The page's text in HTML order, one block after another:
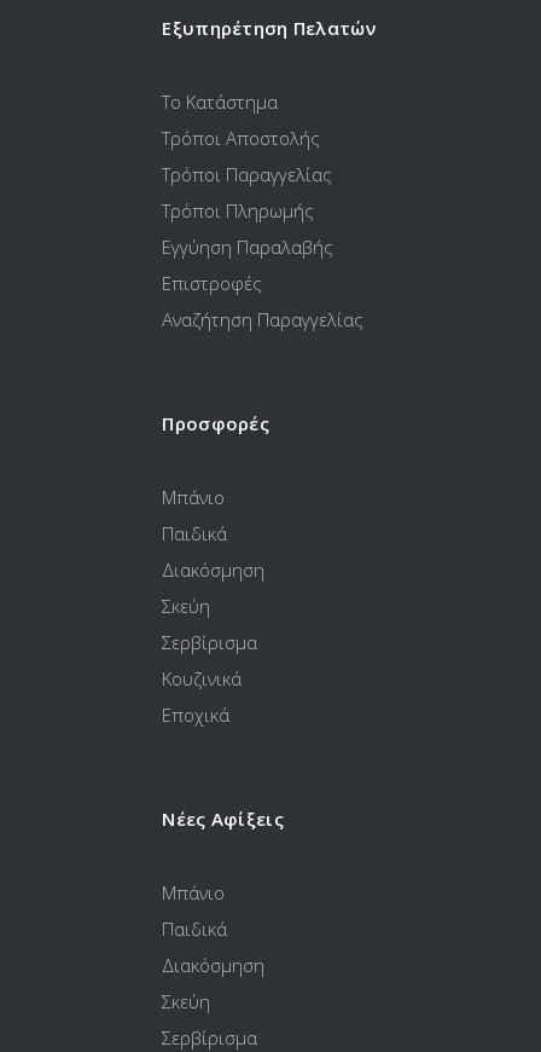
Εξυπηρέτηση Πελατών
Το Κατάστημα
Τρόποι Αποστολής
Τρόποι Παραγγελίας
Τρόποι Πληρωμής
Εγγύηση Παραλαβής
Επιστροφές
Αναζήτηση Παραγγελίας
Προσφορές
Μπάνιο
Παιδικά
Διακόσμηση
Σκεύη
Σερβίρισμα
Κουζινικά
Εποχικά
Νέες Αφίξεις
Μπάνιο
Παιδικά
Διακόσμηση
Σκεύη
Σερβίρισμα